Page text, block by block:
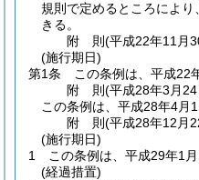
規則で定めるところによ
きる。
附 則(平成22年11月
(施行期日)
第1条
この条例は、平成22
附 則(平成28年3月
この条例は、平成28年4月1
附 則(平成28年12月
(施行期日)
1
この条例は、平成29年1
(経過措置)